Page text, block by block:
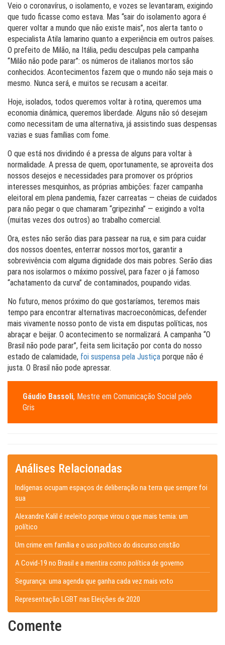
Veio o coronavírus, o isolamento, e vozes se levantaram, exigindo
que tudo ficasse como estava. Mas “sair do isolamento agora é
querer voltar a mundo que não existe mais”, nos alerta tanto o
especialista Atila Iamarino quanto a experiência em outros países.
O prefeito de Milão, na Itália, pediu desculpas pela campanha
“Milão não pode parar”: os números de italianos mortos são
conhecidos. Acontecimentos fazem que o mundo não seja mais o
mesmo. Nunca será, e muitos se recusam a aceitar.
Hoje, isolados, todos queremos voltar à rotina, queremos uma
economia dinâmica, queremos liberdade. Alguns não só desejam
como necessitam de uma alternativa, já assistindo suas despensas
vazias e suas famílias com fome.
O que está nos dividindo é a pressa de alguns para voltar à
normalidade. A pressa de quem, oportunamente, se aproveita dos
nossos desejos e necessidades para promover os próprios
interesses mesquinhos, as próprias ambições: fazer campanha
eleitoral em plena pandemia, fazer carreatas — cheias de cuidados
para não pegar o que chamaram “gripezinha” — exigindo a volta
(muitas vezes dos outros) ao trabalho comercial.
Ora, estes não serão dias para passear na rua, e sim para cuidar
dos nossos doentes, enterrar nossos mortos, garantir a
sobrevivência com alguma dignidade dos mais pobres. Serão dias
para nos isolarmos o máximo possível, para fazer o já famoso
“achatamento da curva” de contaminados, poupando vidas.
No futuro, menos próximo do que gostaríamos, teremos mais
tempo para encontrar alternativas macroeconômicas, defender
mais vivamente nosso ponto de vista em disputas políticas, nos
abraçar e beijar. O acontecimento se normalizará. A campanha “O
Brasil não pode parar”, feita sem licitação por conta do nosso
estado de calamidade, foi suspensa pela Justiça porque não é
justa. O Brasil não pode apressar.
Gáudio Bassoli, Mestre em Comunicação Social pelo
Gris
Análises Relacionadas
Indígenas ocupam espaços de deliberação na terra que sempre foi
sua
Alexandre Kalil é reeleito porque virou o que mais temia: um
político
Um crime em família e o uso político do discurso cristão
A Covid-19 no Brasil e a mentira como política de governo
Segurança: uma agenda que ganha cada vez mais voto
Representação LGBT nas Eleições de 2020
Comente